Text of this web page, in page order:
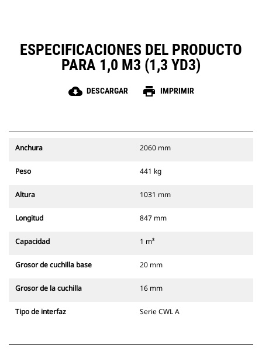
ESPECIFICACIONES DEL PRODUCTO
PARA 1,0 M3 (1,3 YD3)
cloud_download DESCARGAR print IMPRIMIR
Anchura 2060 mm
Peso 441 kg
Altura 1031 mm
Longitud 847 mm
Capacidad 1 m³
Grosor de cuchilla base 20 mm
Grosor de la cuchilla 16 mm
Tipo de interfaz Serie CWL A